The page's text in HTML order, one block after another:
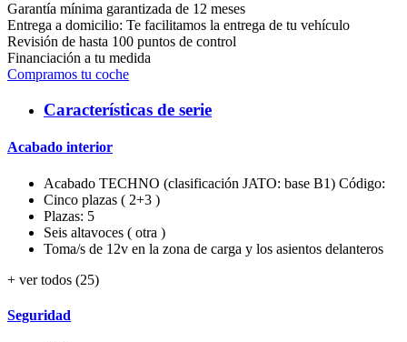
Garantía mínima garantizada de 12 meses
Entrega a domicilio: Te facilitamos la entrega de tu vehículo
Revisión de hasta 100 puntos de control
Financiación a tu medida
Compramos tu coche
Características de serie
Acabado interior
Acabado TECHNO (clasificación JATO: base B1) Código:
Cinco plazas ( 2+3 )
Plazas: 5
Seis altavoces ( otra )
Toma/s de 12v en la zona de carga y los asientos delanteros
+ ver todos (25)
Seguridad